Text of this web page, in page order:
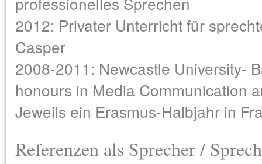
2012: Privater Unterricht für
Casper
2008-2011: Newcastle University-
honours in Media Communication
Jeweils ein Erasmus-Halbjahr in
Referenzen als Sprecher /